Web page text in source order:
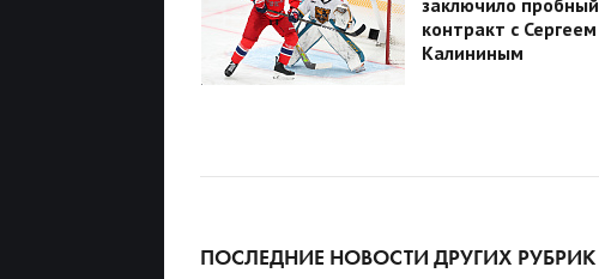
контракт с Сергеем
Калининым
ПОСЛЕДНИЕ НОВОСТИ ДРУГИХ РУБРИК